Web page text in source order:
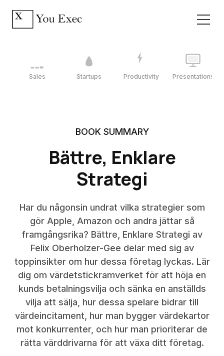
Sales Startups Productivity Presentations
BOOK SUMMARY
Bättre, Enklare
Strategi
Har du någonsin undrat vilka strategier som
gör Apple, Amazon och andra jättar så
framgångsrika? Bättre, Enklare Strategi av
Felix Oberholzer-Gee delar med sig av
toppinsikter om hur dessa företag lyckas. Lär
dig om värdetstickramverket för att höja en
kunds betalningsvilja och sänka en anställds
vilja att sälja, hur dessa spelare bidrar till
värdeincitament, hur man bygger värdekartor
mot konkurrenter, och hur man prioriterar de
rätta värddrivarna för att växa ditt företag.